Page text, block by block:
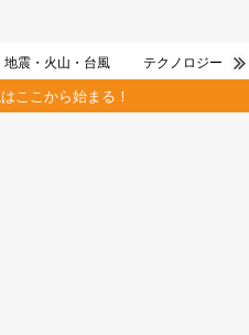
地震・火山・台風 テクノロジー
ここから始まる！